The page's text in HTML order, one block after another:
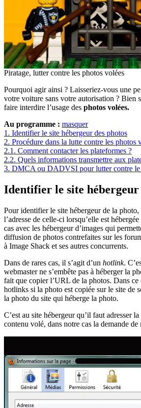
Piratage, lutter contre les photos volées
Pourquoi agir ainsi ? Laisseriez-vous une
votre voiture sans votre autorisation ? Bien
faire interdire l’usage des photos volées.
Au programme : masquer
1. Identifier le site hébergeur des photos
2. Procédure dans la lutte contre les photos
2.1. Comment contacter les plateformes ?
2.2. Quels informations transmettre aux
3. DMCA ou DADVSI pour lutter contre le
Identifier le site hébergeur
Pour identifier le site hébergeur de la
l’adresse de celle-ci lorsqu’elle est
cas avec les hébergeur d’images qui
diffusion de photos contrefaites sur les
à Image Shack et ses autres concurrents.
Dans de rares cas, il s’agit d’un hotlink.
webmaster ne s’embête pas à héberger la
fait que copier l’URL de la photos. Dans
hotlinks si la photo est copiée sur le site de
la photo du site qui héberge la photo.
C’est au site hébergeur qu’il faut adresser
contenu volé, dans notre cas la demande de